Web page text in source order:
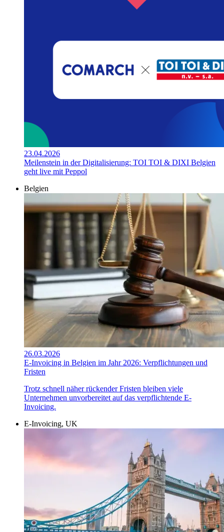
23.04.2026
Meilenstein in der Digitalisierung: TOI TOI & DIXI Belgien
geht live mit Peppol
Belgien
26.03.2026
E-Invoicing in Belgien im Jahr 2026: Verpflichtungen und
Fristen
Trotz schnell näher rückender Fristen bleiben viele
Unternehmen unvorbereitet auf das verpflichtende E-
Invoicing.
E-Invoicing, UK